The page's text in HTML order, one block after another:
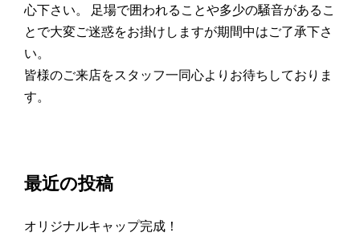
心下さい。 足場で囲われることや多少の騒音があるこ
とで大変ご迷惑をお掛けしますが期間中はご了承下さ
い。
皆様のご来店をスタッフ一同心よりお待ちしておりま
す。
最近の投稿
オリジナルキャップ完成！